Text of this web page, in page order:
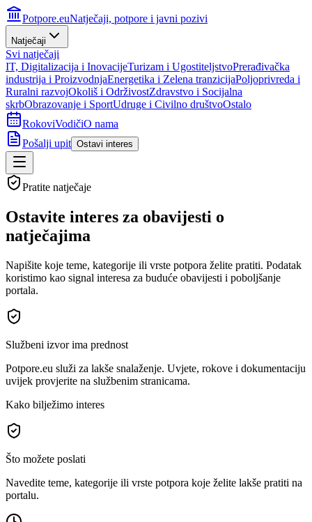
Potpore.euNatječaji, potpore i javni pozivi
Natječaji
Svi natječaji
IT, Digitalizacija i InovacijeTurizam i UgostiteljstvoPrerađivačka
industrija i ProizvodnjaEnergetika i Zelena tranzicijaPoljoprivreda i
Ruralni razvojOkoliš i OdrživostZdravstvo i Socijalna
skrbObrazovanje i SportUdruge i Civilno društvoOstalo
RokoviVodičiO nama
Pošalji upit Ostavi interes
Pratite natječaje
Ostavite interes za obavijesti o
natječajima
Napišite koje teme, kategorije ili vrste potpora želite pratiti. Podatak
koristimo kao signal interesa za buduće obavijesti i poboljšanje
portala.
Službeni izvor ima prednost
Potpore.eu služi za lakše snalaženje. Uvjete, rokove i dokumentaciju
uvijek provjerite na službenim stranicama.
Kako bilježimo interes
Što možete poslati
Navedite teme, kategorije ili vrste potpora koje želite lakše pratiti na
portalu.